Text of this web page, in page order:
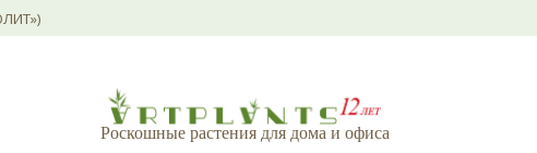
Роскошные растения для дома и офиса